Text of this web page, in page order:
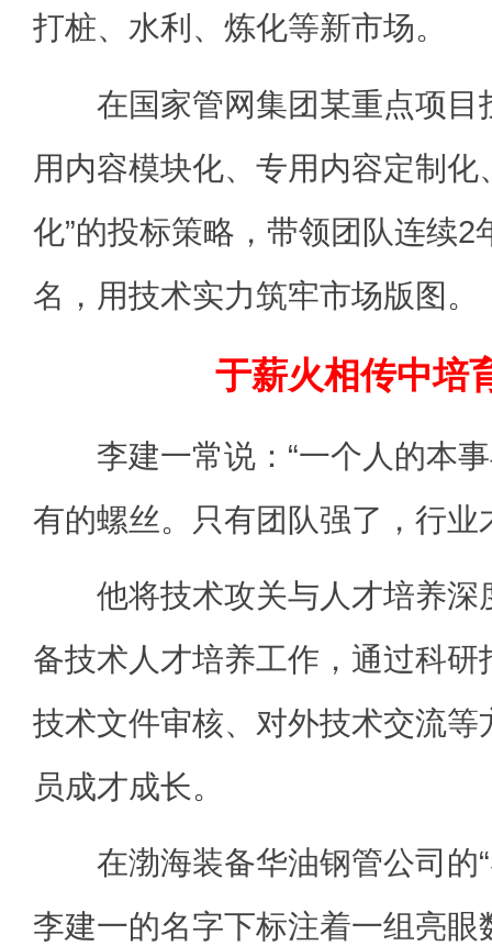
打桩、水利、炼化等新市场。
在国家管网集团某重点项目
用内容模块化、专用内容定制化
化”的投标策略，带领团队连续2
名，用技术实力筑牢市场版图。
于薪火相传中培
李建一常说：“一个人的本事
有的螺丝。只有团队强了，行业
他将技术攻关与人才培养深
备技术人才培养工作，通过科
技术文件审核、对外技术交流等
员成才成长。
在渤海装备华油钢管公司的“
李建一的名字下标注着一组亮眼